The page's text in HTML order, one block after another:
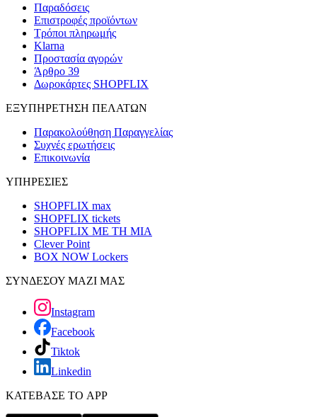
Παραδόσεις
Επιστροφές προϊόντων
Τρόποι πληρωμής
Klarna
Προστασία αγορών
Άρθρο 39
Δωροκάρτες SHOPFLIX
ΕΞΥΠΗΡΕΤΗΣΗ ΠΕΛΑΤΩΝ
Παρακολούθηση Παραγγελίας
Συχνές ερωτήσεις
Επικοινωνία
ΥΠΗΡΕΣΙΕΣ
SHOPFLIX max
SHOPFLIX tickets
SHOPFLIX ΜΕ ΤΗ ΜΙΑ
Clever Point
BOX NOW Lockers
ΣΥΝΔΕΣΟΥ ΜΑΖΙ ΜΑΣ
Instagram
Facebook
Tiktok
Linkedin
ΚΑΤΕΒΑΣΕ ΤΟ APP